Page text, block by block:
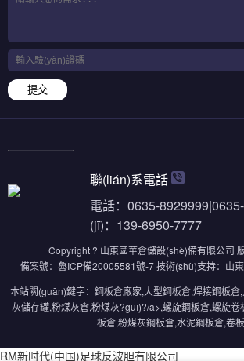
提交
聯(lián)系電話
電話：0635-
(jī)：139-6950-7777
Copyright ? 山東國華倉儲設(shè)備有限公司
備案號： 魯ICP備20005581號-7技術(shù)支持： 山
本站關(guān)鍵字： 鋼板倉廠家,大型鋼板倉,焊接鋼板倉,
灰儲存罐,粉煤灰倉,粉煤灰?guī)?/a>,螺旋鋼板倉,螺旋卷
板倉,粉煤灰鋼板倉,水泥鋼板倉,卷
RM新时代(中国)足球反波胆有限公司